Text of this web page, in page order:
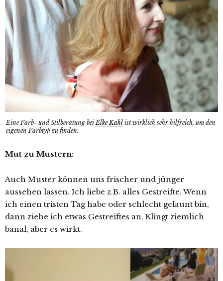
Eine Farb- und Stilberatung bei Elke Kahl ist wirklich sehr hilfreich, um den
eigenen Farbtyp zu finden.
Mut zu Mustern:
Auch Muster können uns frischer und jünger
aussehen lassen. Ich liebe z.B. alles Gestreifte. Wenn
ich einen tristen Tag habe oder schlecht gelaunt bin,
dann ziehe ich etwas Gestreiftes an. Klingt ziemlich
banal, aber es wirkt.